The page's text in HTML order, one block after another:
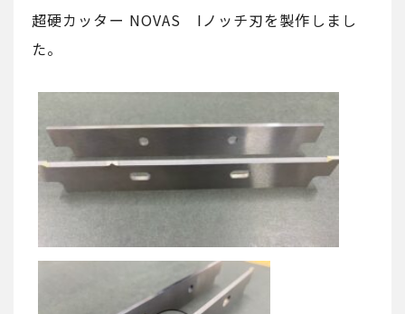
超硬カッター NOVAS Iノッチ刃を製作しまし
た。